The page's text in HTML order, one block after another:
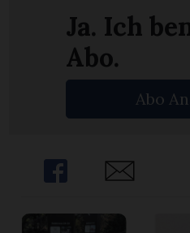
Ja. Ich
Abo.
Abo
Share Share